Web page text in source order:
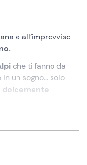
e all’improvviso
che ti fanno da
un sogno… solo
dolcemente
scegliere la strada,
1 ora che